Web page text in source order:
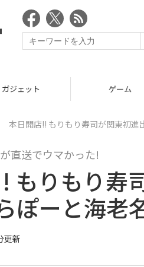
ガジェット ゲーム
本日開店!! もりもり寿司が関東初進
直送でウマかった!
もりもり寿
ぽーと海老
更新